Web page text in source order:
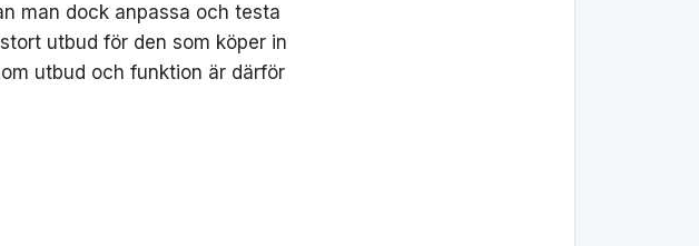
man dock anpassa och testa
utbud för den som köper in
utbud och funktion är därför